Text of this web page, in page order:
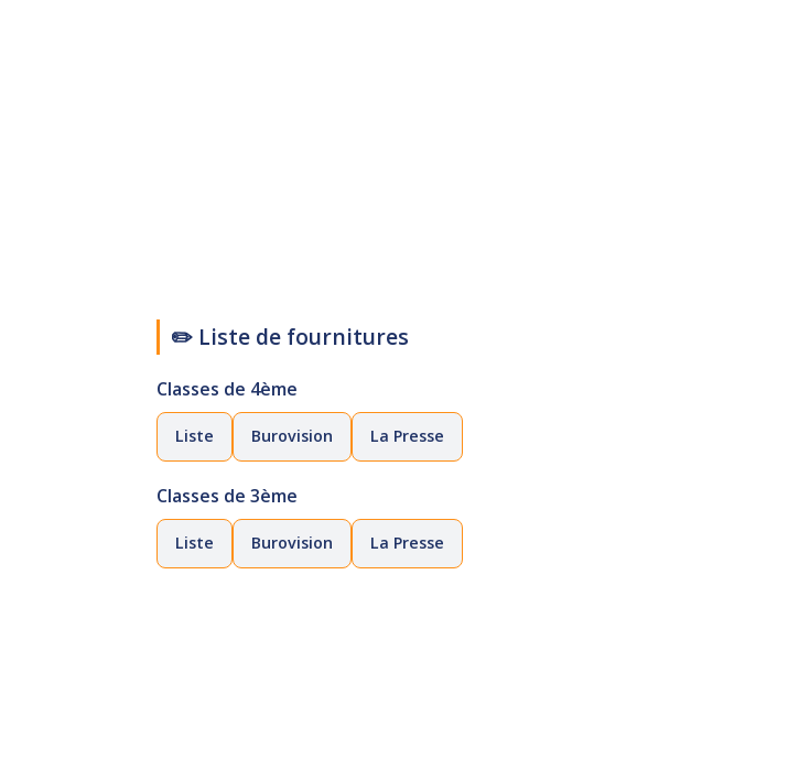
✏️ Liste de fournitures
Classes de 4ème
Liste Burovision La Presse
Classes de 3ème
Liste Burovision La Presse